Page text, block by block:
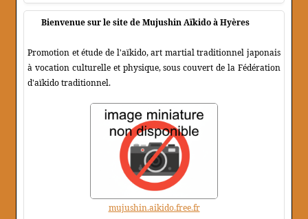
Bienvenue sur le site de Mujushin Aïkido à Hyères
Promotion et étude de l'aïkido, art martial traditionnel japonais
à vocation culturelle et physique, sous couvert de la Fédération
d'aïkido traditionnel.
mujushin.aikido.free.fr